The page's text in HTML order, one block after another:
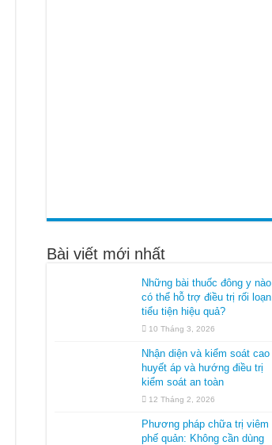
Bài viết mới nhất
Những bài thuốc đông y nào
có thể hỗ trợ điều trị rối loạn
tiểu tiện hiệu quả?
10 Tháng 3, 2026
Nhận diện và kiểm soát cao
huyết áp và hướng điều trị
kiểm soát an toàn
12 Tháng 2, 2026
Phương pháp chữa trị viêm
phế quản: Không cần dùng